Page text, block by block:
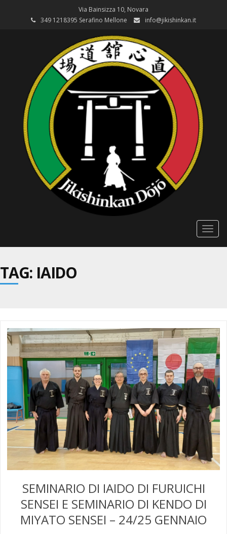
Via Bainsizza 10, Novara
349 1218395 Serafino Mellone
info@jikishinkan.it
TAG: IAIDO
SEMINARIO DI IAIDO DI FURUICHI
SENSEI E SEMINARIO DI KENDO DI
MIYATO SENSEI – 24/25 GENNAIO